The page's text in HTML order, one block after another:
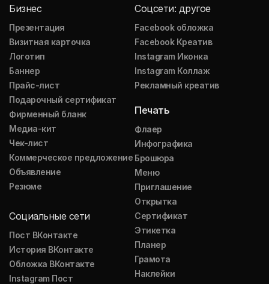
Бизнес
Презентация
Визитная карточка
Логотип
Баннер
Прайс-лист
Подарочный сертификат
Фирменный бланк
Медиа-кит
Чек-лист
Коммерческое предложение
Объявление
Резюме
Социальные сети
Пост ВКонтакте
История ВКонтакте
Обложка ВКонтакте
Instagram Пост
Соцсети: другое
Facebook обложка
Facebook Креатив
Instagram Иконка
Instagram Коллаж
Рекламный креатив
Печать
Флаер
Инфографика
Брошюра
Меню
Приглашение
Открытка
Сертификат
Этикетка
Планер
Грамота
Наклейки